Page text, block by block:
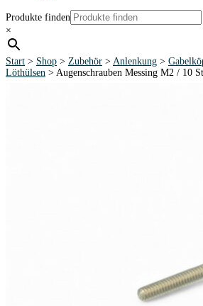
Produkte finden
×
Start > Shop > Zubehör > Anlenkung >
Löthülsen > Augenschrauben Messing M2 / 10